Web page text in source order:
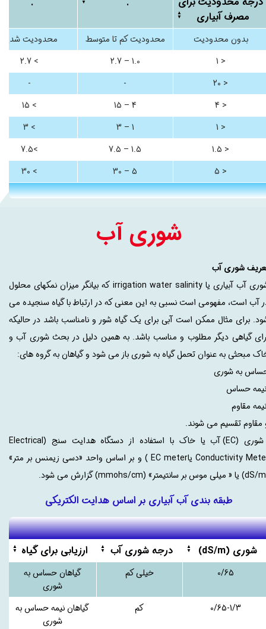
مصرف آبیاری
بدون محدودیت محدودیت کم تا متوسط
محدودیت شدید
< 1
1.0 – 2.7
> 2.7
< 20
-
-
< 4
4 – 15
> 15
< 1
1 – 3
> 3
< 1.5
1.5 – 7.5
>7.5
< 5
5 – 30
> 30
شوری آب
شوری آب
شوری آب آبیاری یا irrigation water salinity که بیانگر میزان نمکهای محلول
آب است، مفهومی است نسبی به این معنی که در ارتباط با گیاه سنجیده می
برای مثال ممکن است آبی برای یک گیاه شور و نامناسب باشد در حالیکه
گیاهی دیگر مطلوب و مناسب باشد. به همین دلیل در بحث شوری آب و
مبحثی به عنوان تحمل گیاه به شوری باز می شود و گیاهان به گروه های:
به شوری
حساس
مقاوم
مقاوم تقسیم می شوند.
شوری (EC) آب یا خاک با استفاده از دستگاه هدایت سنج (Electrical
Conductivity Meter یاEC meter ) و بر اساس واحد «دسی زیمنس بر متر»
شوری (dS/m) درجه شوری آب ارزیابی برای گیاه
0/65 خیلی کم
گیاهان حساس به
شوری
0/65-1/3
کم
گیاهان نیمه حساس به
شوری
طبقه بندی آب آبیاری بر اساس هدایت الکتریکی